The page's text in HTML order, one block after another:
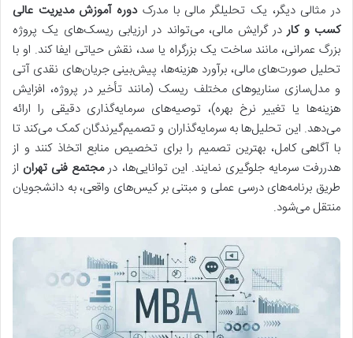
در مثالی دیگر، یک تحلیلگر مالی با مدرک دوره آموزش مدیریت عالی
کسب و کار در گرایش مالی، می‌تواند در ارزیابی ریسک‌های یک پروژه
بزرگ عمرانی، مانند ساخت یک بزرگراه یا سد، نقش حیاتی ایفا کند. او با
تحلیل صورت‌های مالی، برآورد هزینه‌ها، پیش‌بینی جریان‌های نقدی آتی
و مدل‌سازی سناریوهای مختلف ریسک (مانند تأخیر در پروژه، افزایش
هزینه‌ها یا تغییر نرخ بهره)، توصیه‌های سرمایه‌گذاری دقیقی را ارائه
می‌دهد. این تحلیل‌ها به سرمایه‌گذاران و تصمیم‌گیرندگان کمک می‌کند تا
با آگاهی کامل، بهترین تصمیم را برای تخصیص منابع اتخاذ کنند و از
هدررفت سرمایه جلوگیری نمایند. این توانایی‌ها، در مجتمع فنی تهران از
طریق برنامه‌های درسی عملی و مبتنی بر کیس‌های واقعی، به دانشجویان
منتقل می‌شود.